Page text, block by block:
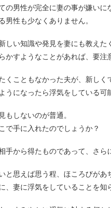
男性が完全に妻の事が嫌いに
性も少なくありません。
い知識や発見を妻にも教えた
すようなことがあれば、要注
くこともなかった夫が、新し
になったら浮気をしている可
もしないのが普通。
で手に入れたのでしょうか？
手から得たものであって、さら
と思えば思う程、ほころびがあ
、妻に浮気をしていることを知